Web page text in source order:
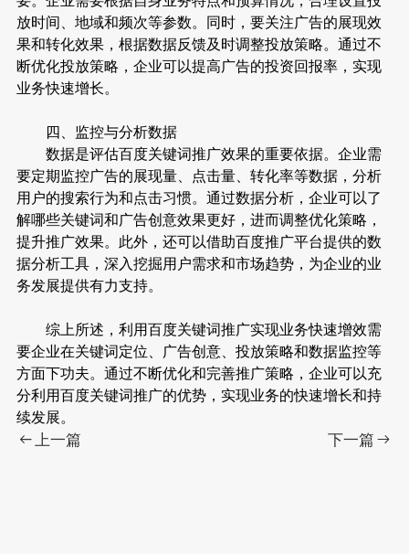
放时间、地域和频次等参数。同时，要关注广告的展现效
果和转化效果，根据数据反馈及时调整投放策略。通过不
断优化投放策略，企业可以提高广告的投资回报率，实现
业务快速增长。
四、监控与分析数据
数据是评估百度关键词推广效果的重要依据。企业需
要定期监控广告的展现量、点击量、转化率等数据，分析
用户的搜索行为和点击习惯。通过数据分析，企业可以了
解哪些关键词和广告创意效果更好，进而调整优化策略，
提升推广效果。此外，还可以借助百度推广平台提供的数
据分析工具，深入挖掘用户需求和市场趋势，为企业的业
务发展提供有力支持。
综上所述，利用百度关键词推广实现业务快速增效需
要企业在关键词定位、广告创意、投放策略和数据监控等
方面下功夫。通过不断优化和完善推广策略，企业可以充
分利用百度关键词推广的优势，实现业务的快速增长和持
续发展。
上一篇 下一篇